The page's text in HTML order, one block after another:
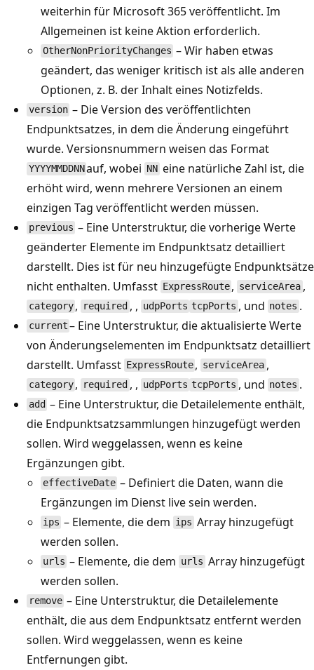
weiterhin für Microsoft 365 veröffentlicht. Im
Allgemeinen ist keine Aktion erforderlich.
OtherNonPriorityChanges – Wir haben etwas
geändert, das weniger kritisch ist als alle anderen
Optionen, z. B. der Inhalt eines Notizfelds.
version – Die Version des veröffentlichten
Endpunktsatzes, in dem die Änderung eingeführt
wurde. Versionsnummern weisen das Format
YYYYMMDDNNauf, wobei NNeine natürliche Zahl ist, die
erhöht wird, wenn mehrere Versionen an einem
einzigen Tag veröffentlicht werden müssen.
previous – Eine Unterstruktur, die vorherige Werte
geänderter Elemente im Endpunktsatz detailliert
darstellt. Dies ist für neu hinzugefügte Endpunktsätze
nicht enthalten. Umfasst ExpressRoute , serviceArea ,
category , required , , udpPorts tcpPorts , und notes .
current – Eine Unterstruktur, die aktualisierte Werte
von Änderungselementen im Endpunktsatz detailliert
darstellt. Umfasst ExpressRoute , serviceArea ,
category , required , , udpPorts tcpPorts , und notes .
add – Eine Unterstruktur, die Detailelemente enthält,
die Endpunktsatzsammlungen hinzugefügt werden
sollen. Wird weggelassen, wenn es keine
Ergänzungen gibt.
effectiveDate – Definiert die Daten, wann die
Ergänzungen im Dienst live sein werden.
ips – Elemente, die dem ips Array hinzugefügt
werden sollen.
urls – Elemente, die dem urls Array hinzugefügt
werden sollen.
remove – Eine Unterstruktur, die Detailelemente
enthält, die aus dem Endpunktsatz entfernt werden
sollen. Wird weggelassen, wenn es keine
Entfernungen gibt.